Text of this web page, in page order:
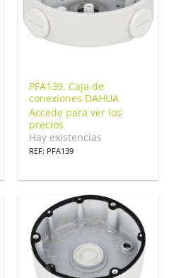
PFA139. Caja de
conexiones DAHUA
Accede para ver los
precios
Hay existencias
REF: PFA139